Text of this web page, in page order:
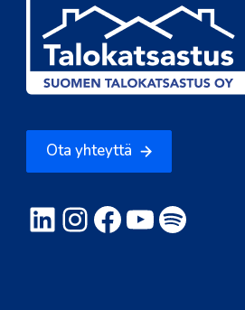
Ota yhteyttä
LinkedIn
Instagram
Facebook
YouTube
Spotify